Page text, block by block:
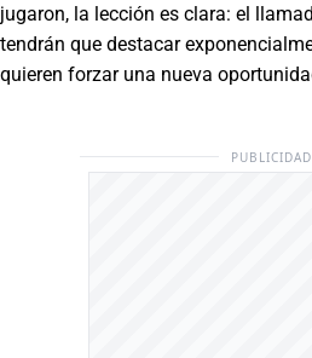
jugaron, la lección es clara: el
tendrán que destacar
quieren forzar una nueva
PUBLICIDAD